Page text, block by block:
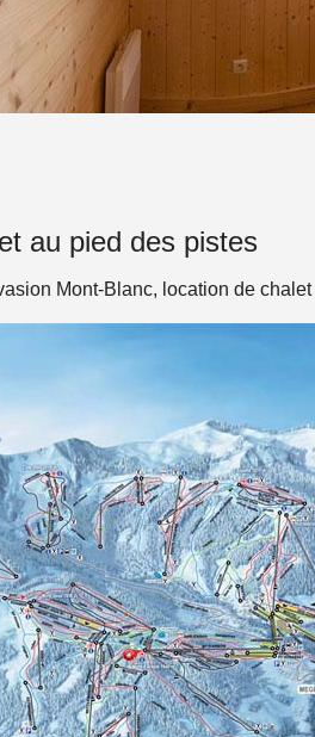
au pied des pistes
Mont-Blanc, location de